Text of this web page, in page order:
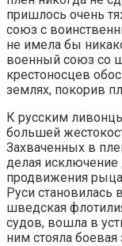
пришлось очень
союз с
не имела бы
военный союз со
крестоносцев
землях, покорив
К русским
большей
Захваченных в
делая
продвижения
Руси становилась
шведская
судов, вошла в
ним стояла боевая